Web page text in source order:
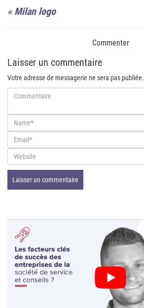
« Milan logo
Commenter
Laisser un commentaire
Votre adresse de messagerie ne sera pas publiée.